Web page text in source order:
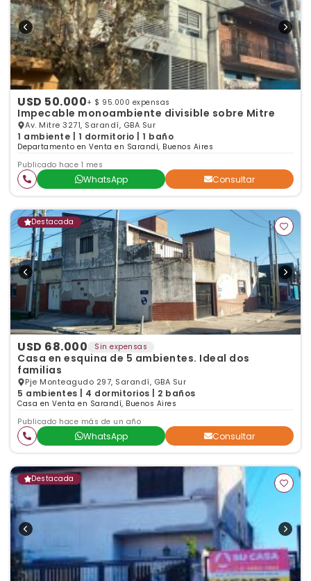
USD 50.000+ $ 95.000 expensas
Impecable monoambiente divisible sobre Mitre
Av. Mitre 3271, Sarandí, GBA Sur
1 ambiente | 1 dormitorio | 1 baño
Departamento en Venta en Sarandí, Buenos Aires
Publicado hace 1 mes
WhatsApp Consultar
Destacada
USD 68.000 Sin expensas
Casa en esquina de 5 ambientes. Ideal dos
familias
Pje Monteagudo 297, Sarandí, GBA Sur
5 ambientes | 4 dormitorios | 2 baños
Casa en Venta en Sarandí, Buenos Aires
Publicado hace más de un año
WhatsApp Consultar
Destacada